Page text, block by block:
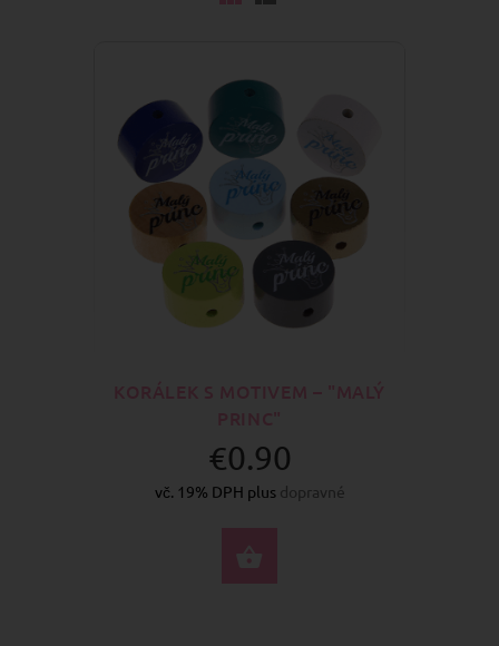
€0.90
vč. 19% DPH plus dopravné